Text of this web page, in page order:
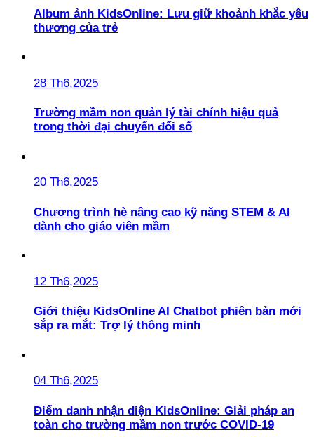
Album ảnh KidsOnline: Lưu giữ khoảnh khắc yêu
thương của trẻ
28 Th6,2025
Trường mầm non quản lý tài chính hiệu quả
trong thời đại chuyển đổi số
20 Th6,2025
Chương trình hè nâng cao kỹ năng STEM & AI
dành cho giáo viên mầm
12 Th6,2025
Giới thiệu KidsOnline AI Chatbot phiên bản mới
sắp ra mắt: Trợ lý thông minh
04 Th6,2025
Điểm danh nhận diện KidsOnline: Giải pháp an
toàn cho trường mầm non trước COVID-19